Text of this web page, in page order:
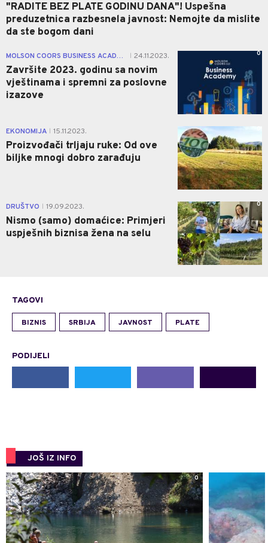
"RADITE BEZ PLATE GODINU DANA"! Uspešna
preduzetnica razbesnela javnost: Nemojte da mislite
da ste bogom dani
MOLSON COORS BUSINESS ACADEMY 24.11.2023.
Završite 2023. godinu sa novim
vještinama i spremni za poslovne
izazove
0
EKONOMIJA 15.11.2023.
Proizvođači trljaju ruke: Od ove
biljke mnogi dobro zarađuju
DRUŠTVO 19.09.2023.
Nismo (samo) domaćice: Primjeri
uspješnih biznisa žena na selu
0
TAGOVI
BIZNIS SRBIJA JAVNOST PLATE
PODIJELI
JOŠ IZ INFO
0